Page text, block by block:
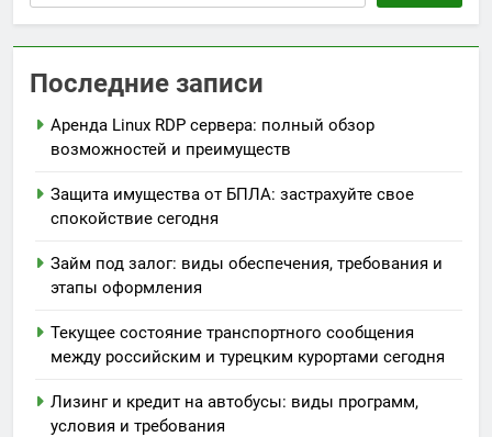
Последние записи
Аренда Linux RDP сервера: полный обзор
возможностей и преимуществ
Защита имущества от БПЛА: застрахуйте свое
спокойствие сегодня
Займ под залог: виды обеспечения, требования и
этапы оформления
Текущее состояние транспортного сообщения
между российским и турецким курортами сегодня
Лизинг и кредит на автобусы: виды программ,
условия и требования